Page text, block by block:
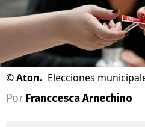
©Aton. Elecciones
Por Franccesca Arnechino